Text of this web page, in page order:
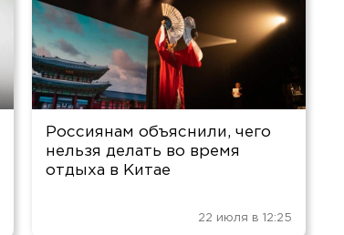
Россиянам объяснили, чего
нельзя делать во время
отдыха в Китае
22 июля в 12:25